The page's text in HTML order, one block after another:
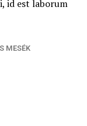
id est laborum
MESÉK